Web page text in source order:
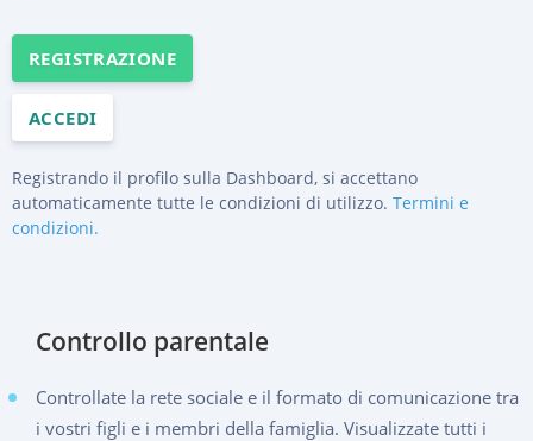
REGISTRAZIONE
ACCEDI
Registrando il profilo sulla Dashboard, si accettano
automaticamente tutte le condizioni di utilizzo. Termini e
condizioni.
Controllo parentale
Controllate la rete sociale e il formato di comunicazione tra
i vostri figli e i membri della famiglia. Visualizzate tutti i